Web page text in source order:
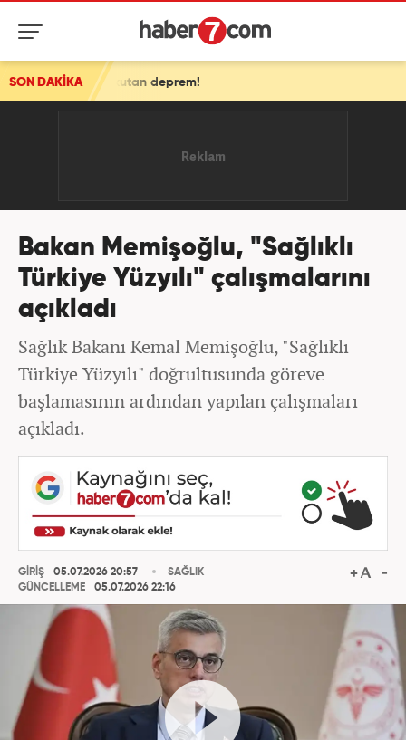
SON DAKİKA
deprem!
Bakan Memişoğlu, "Sağlıklı
Türkiye Yüzyılı" çalışmalarını
açıkladı
Sağlık Bakanı Kemal Memişoğlu, "Sağlıklı
Türkiye Yüzyılı" doğrultusunda göreve
başlamasının ardından yapılan çalışmaları
açıkladı.
GİRİŞ
05.07.2026 20:57
GÜNCELLEME
05.07.2026 22:16
SAĞLIK